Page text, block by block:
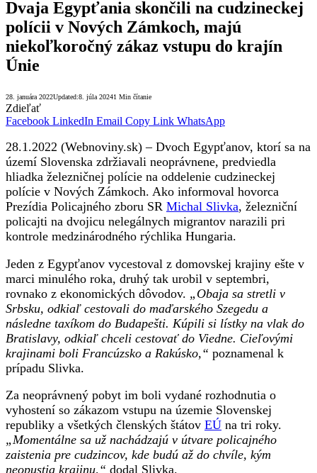
Dvaja Egypťania skončili na cudzineckej
polícii v Nových Zámkoch, majú
niekoľkoročný zákaz vstupu do krajín
Únie
28. januára 2022Updated:8. júla 20241 Min čítanie
Zdieľať
Facebook LinkedIn Email Copy Link WhatsApp
28.1.2022 (Webnoviny.sk) – Dvoch Egypťanov, ktorí sa na
území Slovenska zdržiavali neoprávnene, predviedla
hliadka železničnej polície na oddelenie cudzineckej
polície v Nových Zámkoch. Ako informoval hovorca
Prezídia Policajného zboru SR Michal Slivka, železniční
policajti na dvojicu nelegálnych migrantov narazili pri
kontrole medzinárodného rýchlika Hungaria.
Jeden z Egypťanov vycestoval z domovskej krajiny ešte v
marci minulého roka, druhý tak urobil v septembri,
rovnako z ekonomických dôvodov. „Obaja sa stretli v
Srbsku, odkiaľ cestovali do maďarského Szegedu a
následne taxíkom do Budapešti. Kúpili si lístky na vlak do
Bratislavy, odkiaľ chceli cestovať do Viedne. Cieľovými
krajinami boli Francúzsko a Rakúsko,“ poznamenal k
prípadu Slivka.
Za neoprávnený pobyt im boli vydané rozhodnutia o
vyhostení so zákazom vstupu na územie Slovenskej
republiky a všetkých členských štátov EÚ na tri roky.
„Momentálne sa už nachádzajú v útvare policajného
zaistenia pre cudzincov, kde budú až do chvíle, kým
neopustia krajinu,“ dodal Slivka.